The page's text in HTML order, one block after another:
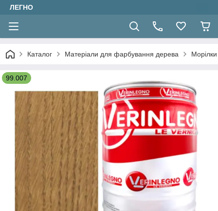
ЛЕГНО
Каталог Матеріали для фарбування дерева
99.007